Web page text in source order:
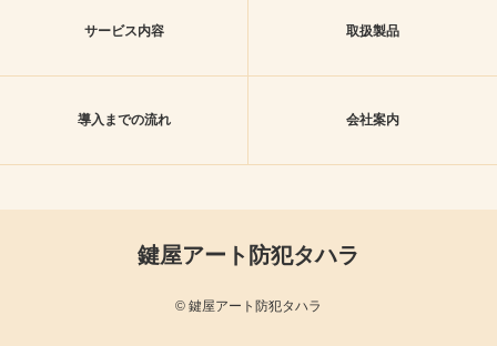
サービス内容 取扱製品
導入までの流れ 会社案内
鍵屋アート防犯タハラ
© 鍵屋アート防犯タハラ